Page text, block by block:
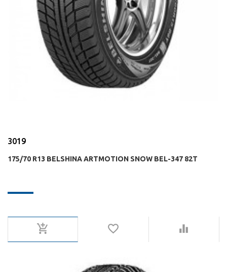
3019
175/70 R13 BELSHINA ARTMOTION SNOW BEL-347 82T